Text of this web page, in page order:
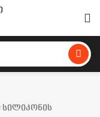
სილიკონის